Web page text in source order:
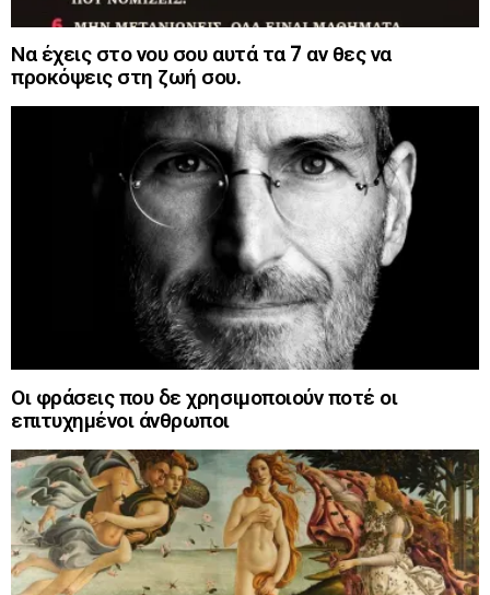
Να έχεις στο νου σου αυτά τα 7 αν θες να
προκόψεις στη ζωή σου.
Οι φράσεις που δε χρησιμοποιούν ποτέ οι
επιτυχημένοι άνθρωποι